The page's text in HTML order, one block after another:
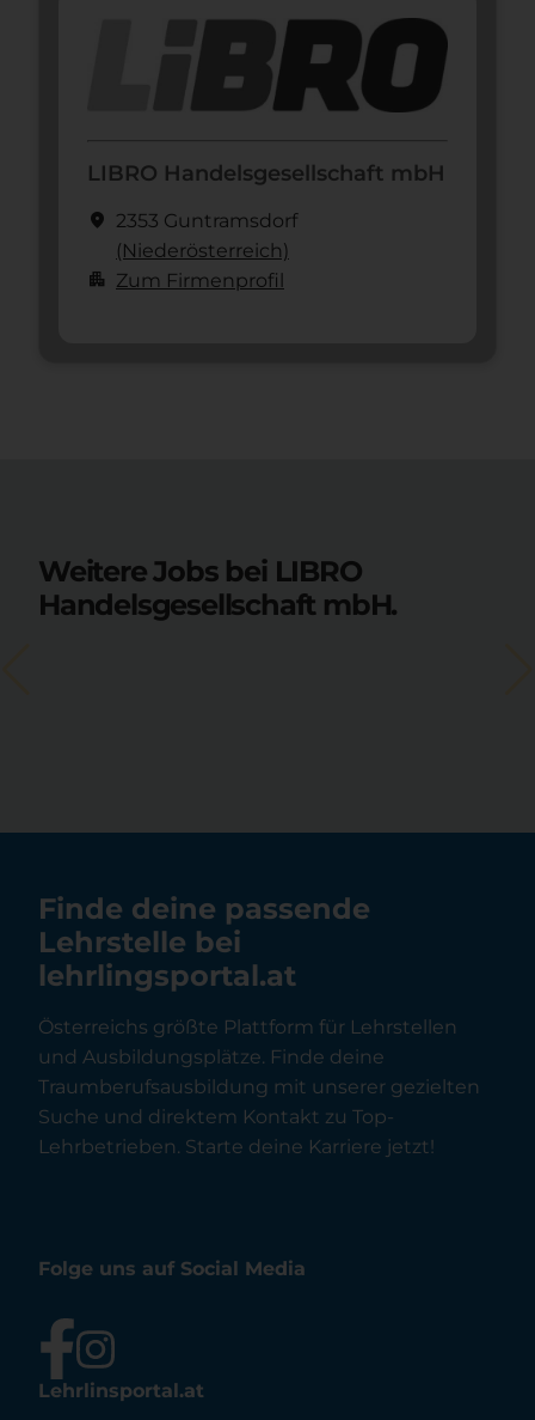
LIBRO Handelsgesellschaft mbH
location_on 2353 Guntramsdorf
(Nieder­österreich)
apartment Zum Firmenprofil
Weitere Jobs bei LIBRO
Handelsgesellschaft mbH.
Finde deine passende
Lehrstelle bei
lehrlingsportal.at
Österreichs größte Plattform für Lehrstellen
und Ausbildungsplätze. Finde deine
Traumberufsausbildung mit unserer gezielten
Suche und direktem Kontakt zu Top-
Lehrbetrieben. Starte deine Karriere jetzt!
Folge uns auf Social Media
Lehrlinsportal.at